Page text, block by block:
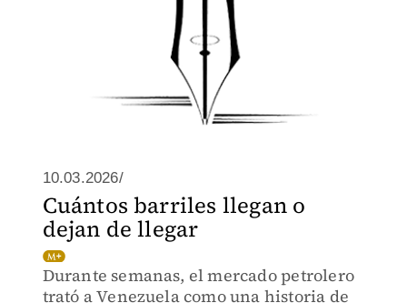
10.03.2026/
Cuántos barriles llegan o
dejan de llegar
Durante semanas, el mercado petrolero
trató a Venezuela como una historia de